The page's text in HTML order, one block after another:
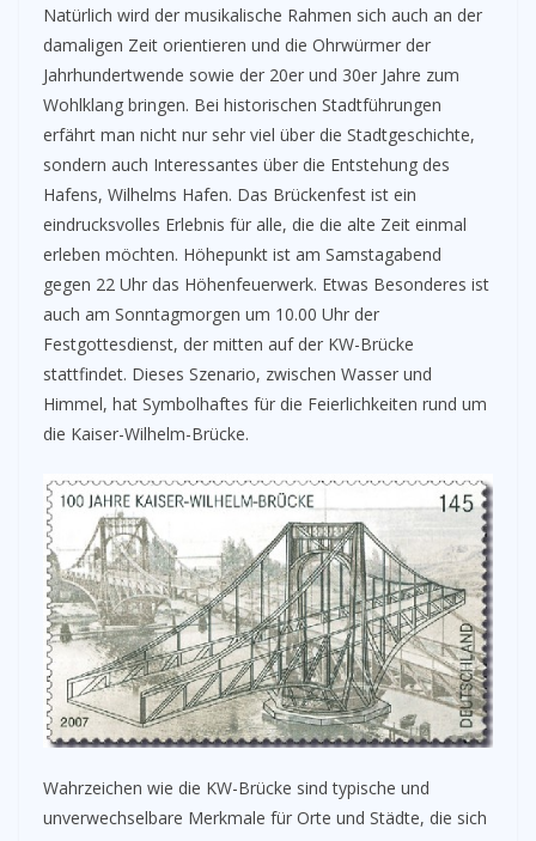
Natürlich wird der musikalische Rahmen sich auch an der
damaligen Zeit orientieren und die Ohrwürmer der
Jahrhundertwende sowie der 20er und 30er Jahre zum
Wohlklang bringen. Bei historischen Stadtführungen
erfährt man nicht nur sehr viel über die Stadtgeschichte,
sondern auch Interessantes über die Entstehung des
Hafens, Wilhelms Hafen. Das Brückenfest ist ein
eindrucksvolles Erlebnis für alle, die die alte Zeit einmal
erleben möchten. Höhepunkt ist am Samstagabend
gegen 22 Uhr das Höhenfeuerwerk. Etwas Besonderes ist
auch am Sonntagmorgen um 10.00 Uhr der
Festgottesdienst, der mitten auf der KW-Brücke
stattfindet. Dieses Szenario, zwischen Wasser und
Himmel, hat Symbolhaftes für die Feierlichkeiten rund um
die Kaiser-Wilhelm-Brücke.
Wahrzeichen wie die KW-Brücke sind typische und
unverwechselbare Merkmale für Orte und Städte, die sich